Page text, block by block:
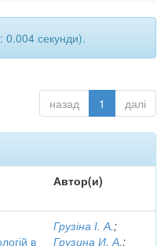
0.004 секунди).
назад 1 далі
Автор(и)
в
Грузіна І. А.;
Грузина И. А.;